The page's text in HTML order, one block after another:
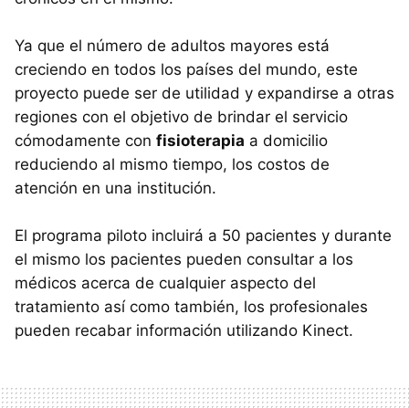
Ya que el número de adultos mayores está
creciendo en todos los países del mundo, este
proyecto puede ser de utilidad y expandirse a otras
regiones con el objetivo de brindar el servicio
cómodamente con fisioterapia a domicilio
reduciendo al mismo tiempo, los costos de
atención en una institución.
El programa piloto incluirá a 50 pacientes y durante
el mismo los pacientes pueden consultar a los
médicos acerca de cualquier aspecto del
tratamiento así como también, los profesionales
pueden recabar información utilizando Kinect.